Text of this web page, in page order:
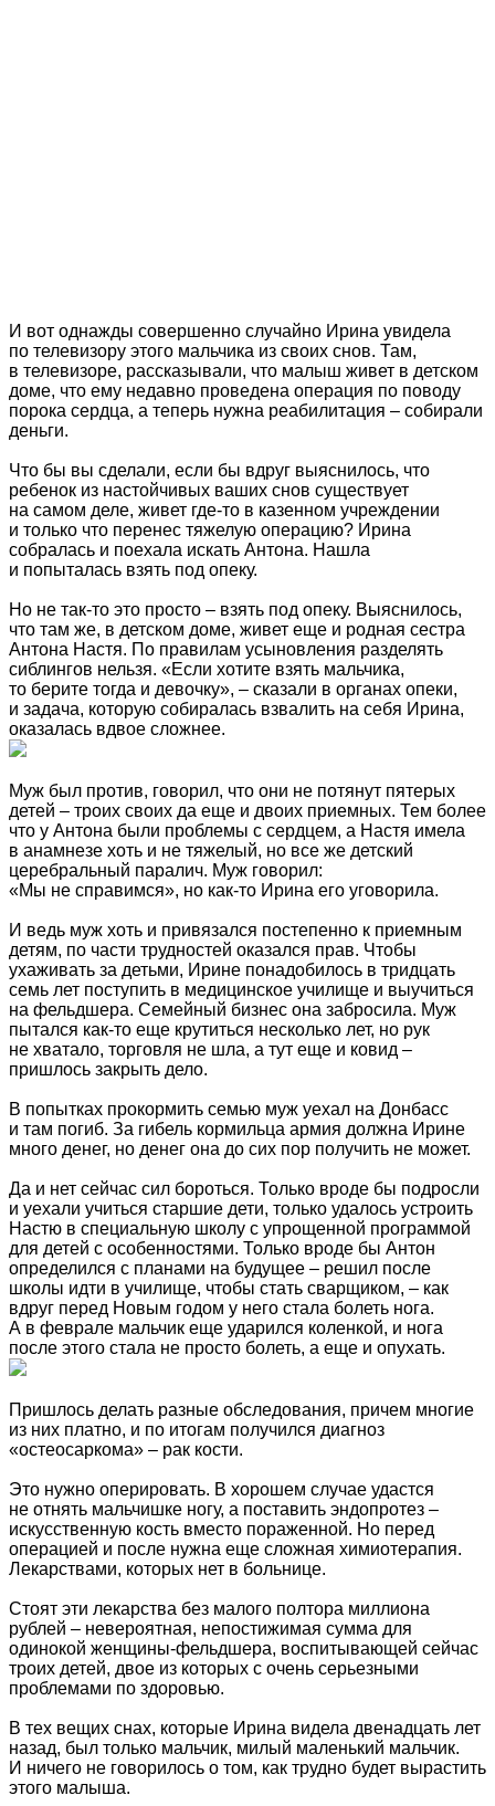
И вот однажды совершенно случайно Ирина увидела
по телевизору этого мальчика из своих снов. Там,
в телевизоре, рассказывали, что малыш живет в детском
доме, что ему недавно проведена операция по поводу
порока сердца, а теперь нужна реабилитация – собирали
деньги.
Что бы вы сделали, если бы вдруг выяснилось, что
ребенок из настойчивых ваших снов существует
на самом деле, живет где-то в казенном учреждении
и только что перенес тяжелую операцию? Ирина
собралась и поехала искать Антона. Нашла
и попыталась взять под опеку.
Но не так-то это просто – взять под опеку. Выяснилось,
что там же, в детском доме, живет еще и родная сестра
Антона Настя. По правилам усыновления разделять
сиблингов нельзя. «Если хотите взять мальчика,
то берите тогда и девочку», – сказали в органах опеки,
и задача, которую собиралась взвалить на себя Ирина,
оказалась вдвое сложнее.
Муж был против, говорил, что они не потянут пятерых
детей – троих своих да еще и двоих приемных. Тем более
что у Антона были проблемы с сердцем, а Настя имела
в анамнезе хоть и не тяжелый, но все же детский
церебральный паралич. Муж говорил:
«Мы не справимся», но как-то Ирина его уговорила.
И ведь муж хоть и привязался постепенно к приемным
детям, по части трудностей оказался прав. Чтобы
ухаживать за детьми, Ирине понадобилось в тридцать
семь лет поступить в медицинское училище и выучиться
на фельдшера. Семейный бизнес она забросила. Муж
пытался как-то еще крутиться несколько лет, но рук
не хватало, торговля не шла, а тут еще и ковид –
пришлось закрыть дело.
В попытках прокормить семью муж уехал на Донбасс
и там погиб. За гибель кормильца армия должна Ирине
много денег, но денег она до сих пор получить не может.
Да и нет сейчас сил бороться. Только вроде бы подросли
и уехали учиться старшие дети, только удалось устроить
Настю в специальную школу с упрощенной программой
для детей с особенностями. Только вроде бы Антон
определился с планами на будущее – решил после
школы идти в училище, чтобы стать сварщиком, – как
вдруг перед Новым годом у него стала болеть нога.
А в феврале мальчик еще ударился коленкой, и нога
после этого стала не просто болеть, а еще и опухать.
Пришлось делать разные обследования, причем многие
из них платно, и по итогам получился диагноз
«остеосаркома» – рак кости.
Это нужно оперировать. В хорошем случае удастся
не отнять мальчишке ногу, а поставить эндопротез –
искусственную кость вместо пораженной. Но перед
операцией и после нужна еще сложная химиотерапия.
Лекарствами, которых нет в больнице.
Стоят эти лекарства без малого полтора миллиона
рублей – невероятная, непостижимая сумма для
одинокой женщины-фельдшера, воспитывающей сейчас
троих детей, двое из которых с очень серьезными
проблемами по здоровью.
В тех вещих снах, которые Ирина видела двенадцать лет
назад, был только мальчик, милый маленький мальчик.
И ничего не говорилось о том, как трудно будет вырастить
этого малыша.